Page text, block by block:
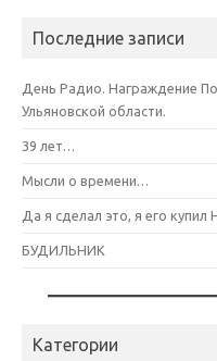
Последние записи
День Радио. Награждение
Ульяновской области.
39 лет…
Мысли о времени…
Да я сделал это, я его купил
БУДИЛЬНИК
Категории